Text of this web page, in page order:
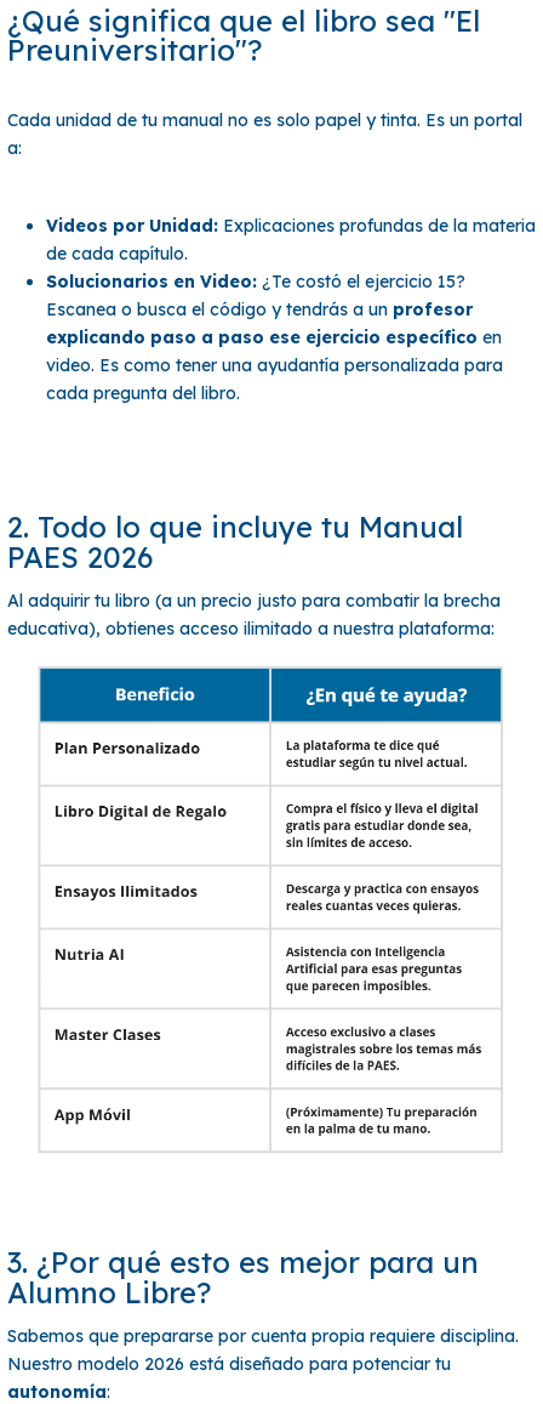
¿Qué significa que el libro sea "El
Preuniversitario"?
Cada unidad de tu manual no es solo papel y tinta. Es un portal
a:
Videos por Unidad: Explicaciones profundas de la materia
de cada capítulo.
Solucionarios en Video: ¿Te costó el ejercicio 15?
Escanea o busca el código y tendrás a un profesor
explicando paso a paso ese ejercicio específico en
video. Es como tener una ayudantía personalizada para
cada pregunta del libro.
2. Todo lo que incluye tu Manual
PAES 2026
Al adquirir tu libro (a un precio justo para combatir la brecha
educativa), obtienes acceso ilimitado a nuestra plataforma:
3. ¿Por qué esto es mejor para un
Alumno Libre?
Sabemos que prepararse por cuenta propia requiere disciplina.
Nuestro modelo 2026 está diseñado para potenciar tu
autonomía: